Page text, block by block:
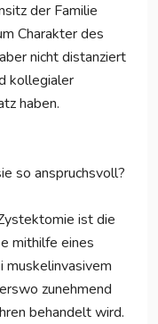
der Familie
Charakter des
nicht distanziert
kollegialer
haben.
so anspruchsvoll?
ist die
mithilfe eines
zunehmend
behandelt wird.